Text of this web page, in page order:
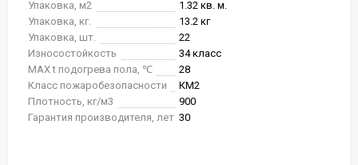
Упаковка, м2
1.32 кв. м.
Упаковка, кг.
13.2 кг
Упаковка, шт.
22
Износостойкость
34 класс
MAX t подогрева пола, ℃
28
Класс пожаробезопасности
КМ2
Плотность, кг/м3
900
Гарантия производителя, лет 30